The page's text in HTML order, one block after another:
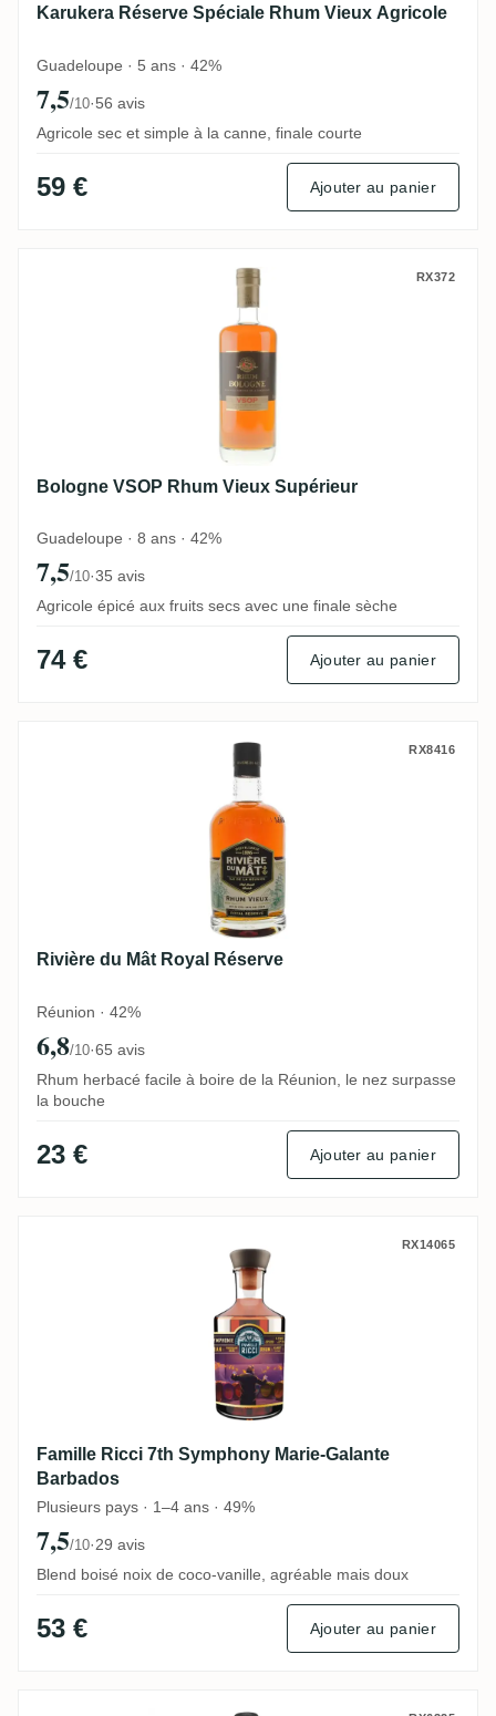
Karukera Réserve Spéciale Rhum Vieux Agricole
Guadeloupe · 5 ans · 42%
7,5/10·56 avis
Agricole sec et simple à la canne, finale courte
59 € Ajouter au panier
Bologne VSOP Rhum Vieux Supérieur
RX372
Bologne VSOP Rhum Vieux Supérieur
Guadeloupe · 8 ans · 42%
7,5/10·35 avis
Agricole épicé aux fruits secs avec une finale sèche
74 € Ajouter au panier
Rivière du Mât Royal Réserve RX8416
Rivière du Mât Royal Réserve
Réunion · 42%
6,8/10·65 avis
Rhum herbacé facile à boire de la Réunion, le nez surpasse
la bouche
23 € Ajouter au panier
Famille Ricci 7th Symphony Marie-RX14065
Famille Ricci 7th Symphony Marie-Galante
Barbados
Plusieurs pays · 1–4 ans · 49%
7,5/10·29 avis
Blend boisé noix de coco-vanille, agréable mais doux
53 € Ajouter au panier